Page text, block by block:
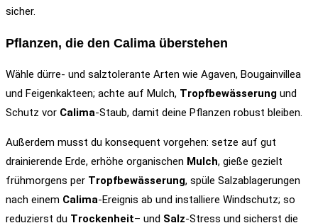
sicher.
Pflanzen, die den Calima überstehen
Wähle dürre- und salztolerante Arten wie Agaven, Bougainvillea
und Feigenkakteen; achte auf Mulch, Tropfbewässerung und
Schutz vor Calima-Staub, damit deine Pflanzen robust bleiben.
Außerdem musst du konsequent vorgehen: setze auf gut
drainierende Erde, erhöhe organischen Mulch, gieße gezielt
frühmorgens per Tropfbewässerung, spüle Salzablagerungen
nach einem Calima-Ereignis ab und installiere Windschutz; so
reduzierst du Trockenheit– und Salz-Stress und sicherst die